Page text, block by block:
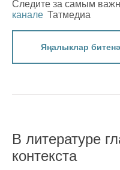
Следите за самым
канале Татмедиа
Яңалыклар битенә
В литературе
контекста